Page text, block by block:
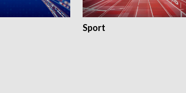
Sport